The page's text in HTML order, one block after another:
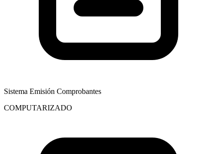
Sistema Emisión Comprobantes
COMPUTARIZADO